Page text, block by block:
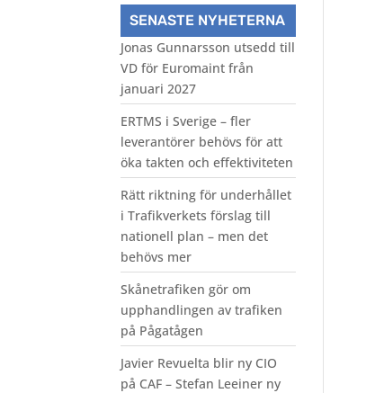
SENASTE NYHETERNA
Jonas Gunnarsson utsedd till
VD för Euromaint från
januari 2027
ERTMS i Sverige – fler
leverantörer behövs för att
öka takten och effektiviteten
Rätt riktning för underhållet
i Trafikverkets förslag till
nationell plan – men det
behövs mer
Skånetrafiken gör om
upphandlingen av trafiken
på Pågatågen
Javier Revuelta blir ny CIO
på CAF – Stefan Leeiner ny